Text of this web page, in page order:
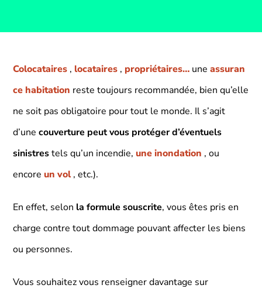
Colocataires , locataires , propriétaires… uneassuran
ce habitation reste toujours recommandée, bien qu’elle
ne soit pas obligatoire pour tout le monde. Il s’agit
d’unecouverture peut vous protéger d’éventuels
sinistrestels qu’un incendie,une inondation , ou
encoreun vol, etc.).
En effet, selon la formule souscrite, vous êtes pris en
charge contre tout dommage pouvant affecter les biens
ou personnes.
Vous souhaitez vous renseigner davantage sur